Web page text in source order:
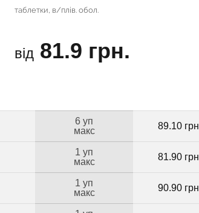
таблетки, в/плів. обол.
від 81.9 грн.
6 уп
макс
89.10 грн
1 уп
макс
81.90 грн
1 уп
макс
90.90 грн